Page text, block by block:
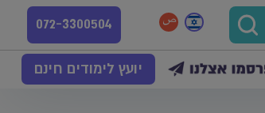
072-3300504
יועץ לימודים חינם